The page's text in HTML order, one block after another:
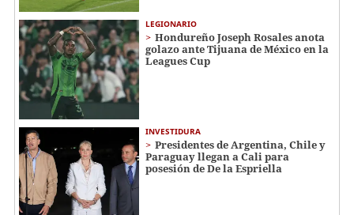
LEGIONARIO
Hondureño Joseph Rosales anota
golazo ante Tijuana de México en la
Leagues Cup
INVESTIDURA
Presidentes de Argentina, Chile y
Paraguay llegan a Cali para
posesión de De la Espriella